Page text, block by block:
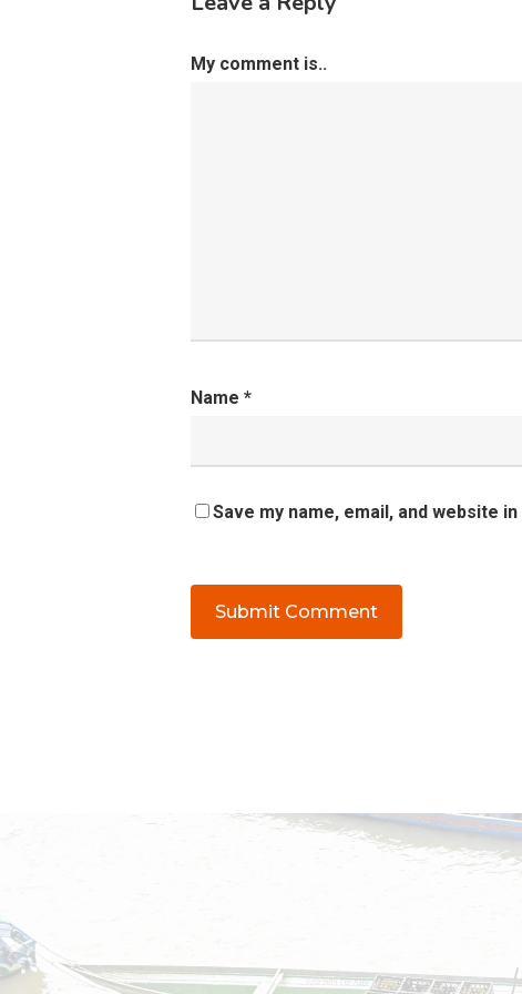
My comment is..
Name *
Save my name, email, and website